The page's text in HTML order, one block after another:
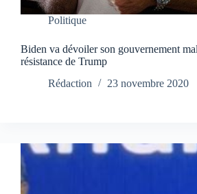
Politique
Biden va dévoiler son gouvernement
résistance de Trump
Rédaction
23 novembre 2020